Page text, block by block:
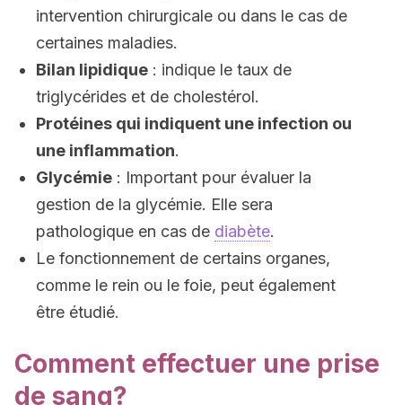
intervention chirurgicale ou dans le cas de
certaines maladies.
Bilan lipidique : indique le taux de
triglycérides et de cholestérol.
Protéines qui indiquent une infection ou
une inflammation.
Glycémie : Important pour évaluer la
gestion de la glycémie. Elle sera
pathologique en cas de diabète.
Le fonctionnement de certains organes,
comme le rein ou le foie, peut également
être étudié.
Comment effectuer une prise
de sang?